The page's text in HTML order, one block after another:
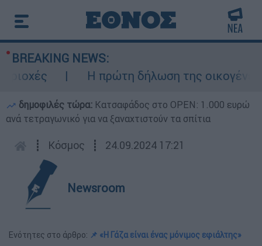
BREAKING NEWS:
Η πρώτη δήλωση της οικογένειας
δημοφιλές τώρα: Κατσαφάδος στο OPEN: 1.000 ευρώ
ανά τετραγωνικό για να ξαναχτιστούν τα σπίτια
┋ Κόσμος ┋ 24.09.2024 17:21
Newsroom
Ενότητες στο άρθρο: 📌 «Η Γάζα είναι ένας μόνιμος εφιάλτης»